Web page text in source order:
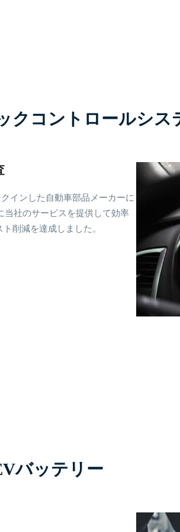
クコントロールシス
インした自動車部品メーカーに
当社のサービスを提供して効率
削減を達成しました。
バッテリー